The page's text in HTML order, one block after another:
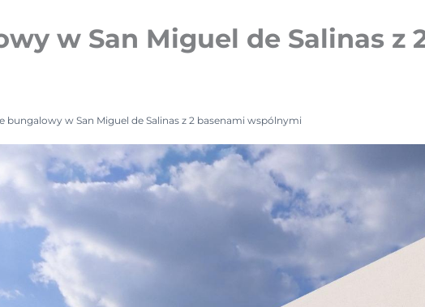
w San Miguel de Salinas z
bungalowy w San Miguel de Salinas z 2 basenami wspólnymi